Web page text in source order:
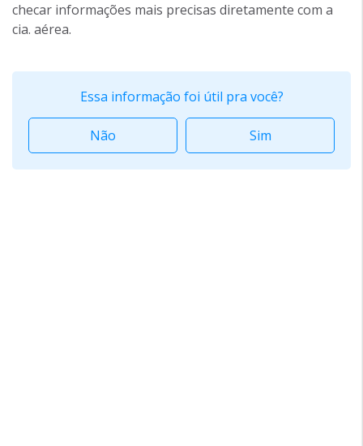
checar informações mais precisas diretamente com a
cia. aérea.
Essa informação foi útil pra você?
Não Sim